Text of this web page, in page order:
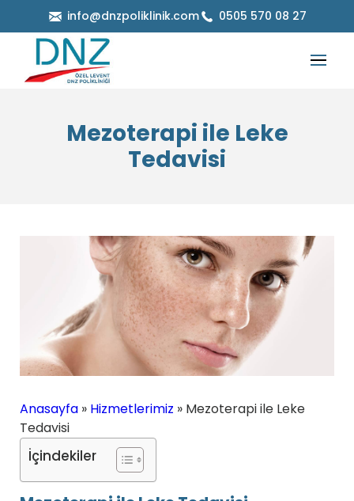
info@dnzpoliklinik.com 0505 570 08 27
Mezoterapi ile Leke
Tedavisi
Anasayfa » Hizmetlerimiz » Mezoterapi ile Leke
Tedavisi
İçindekiler